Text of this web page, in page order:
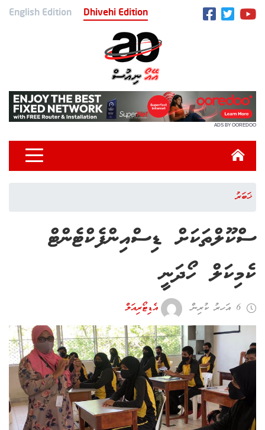
English Edition Dhivehi Edition
ADS BY OOREDOO
ޚަބަރު
ސްކޫލްތަކަށް ޑިސްއިންފެކްޓެންޓް
ކެމިކަލް ހޯދަނީ
6 އަހރު ކުރިން އެޑިޓޯރިއަލް